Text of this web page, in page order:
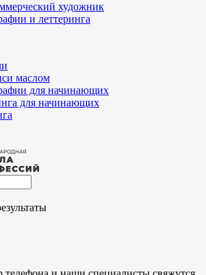
художник
и леттеринга
маслом
для начинающих
для начинающих